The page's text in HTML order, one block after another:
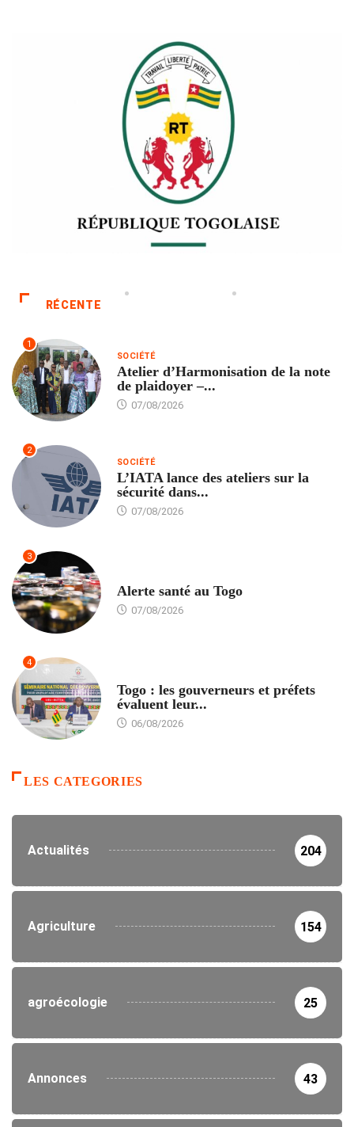
RÉCENTE
1
SOCIÉTÉ
Atelier d’Harmonisation de la note
de plaidoyer –...
07/08/2026
2
SOCIÉTÉ
L’IATA lance des ateliers sur la
sécurité dans...
07/08/2026
3
Alerte santé au Togo
07/08/2026
4
Togo : les gouverneurs et préfets
évaluent leur...
06/08/2026
LES CATEGORIES
Actualités 204
Agriculture 154
agroécologie 25
Annonces 43